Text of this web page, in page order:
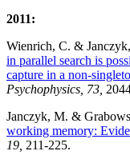
2011:
Wienrich, C. &
in parallel search is
capture in a non-
Psychophysics, 73,
Janczyk, M. &
working memory:
19, 211-225.